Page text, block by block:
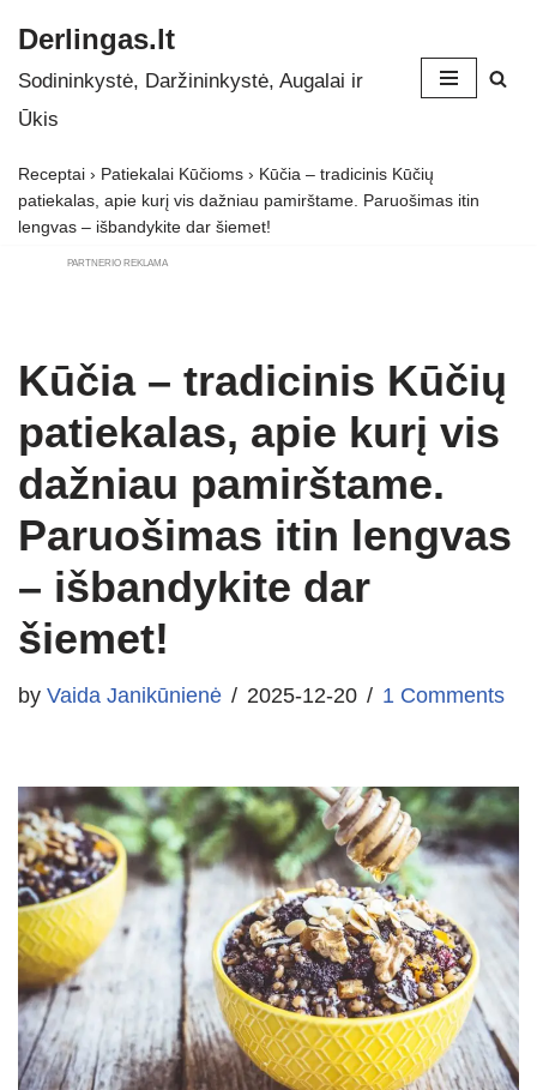
Skip
to
Derlingas.lt
Sodininkystė, Daržininkystė, Augalai ir
Ūkis
Receptai › Patiekalai Kūčioms › Kūčia – tradicinis Kūčių
patiekalas, apie kurį vis dažniau pamirštame. Paruošimas itin
lengvas – išbandykite dar šiemet!
PARTNERIO REKLAMA
Kūčia – tradicinis Kūčių
patiekalas, apie kurį vis
dažniau pamirštame.
Paruošimas itin lengvas
– išbandykite dar
šiemet!
by Vaida Janikūnienė 2025-12-20 1 Comments